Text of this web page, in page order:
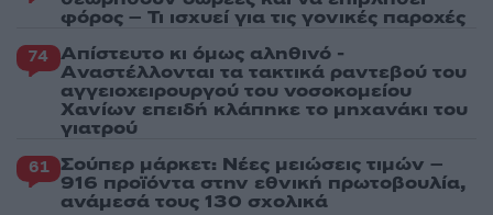
φόρος – Τι ισχυεί για τις γονικές παροχές
74 Απίστευτο κι όμως αληθινό -
Aναστέλλονται τα τακτικά ραντεβού του
αγγειοχειρουργού του νοσοκομείου
Χανίων επειδή κλάπηκε το μηχανάκι του
γιατρού
61 Σούπερ μάρκετ: Νέες μειώσεις τιμών –
916 προϊόντα στην εθνική πρωτοβουλία,
ανάμεσά τους 130 σχολικά